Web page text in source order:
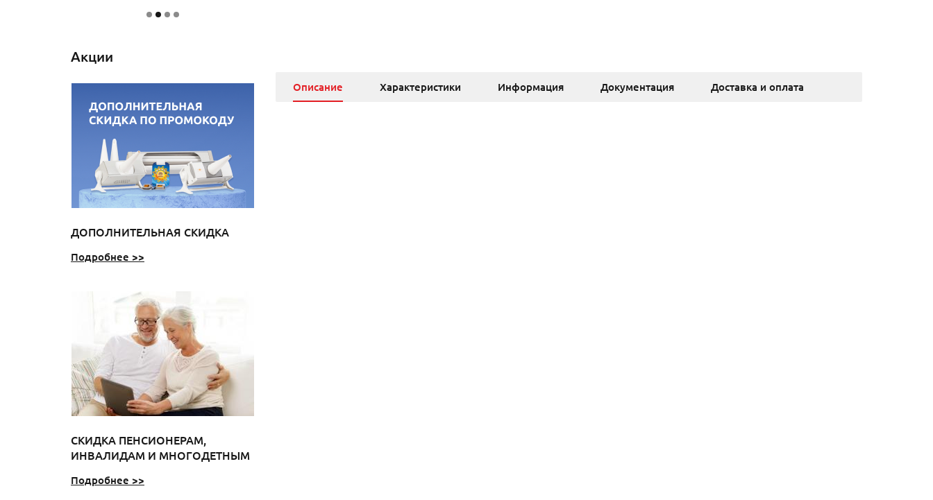
Описание Характеристики Информация Документация Доставка и оплата
Акции
ДОПОЛНИТЕЛЬНАЯ СКИДКА
Подробнее >>
СКИДКА ПЕНСИОНЕРАМ,
ИНВАЛИДАМ И МНОГОДЕТНЫМ
Подробнее >>